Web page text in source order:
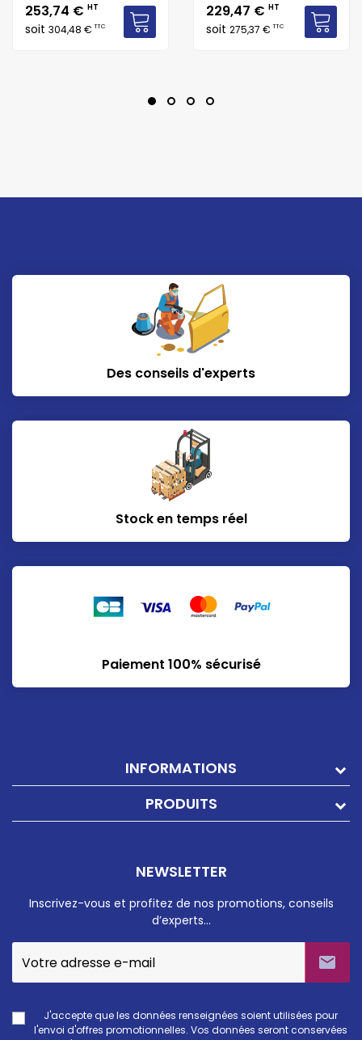
Prix
253,74 € HT
soit 304,48 €TTC
Prix
229,47 € HT
soit 275,37 €TTC
Des conseils d'experts
Stock en temps réel
Paiement 100% sécurisé
INFORMATIONS
PRODUITS
NEWSLETTER
Inscrivez-vous et profitez de nos promotions, conseils
d’experts…

J'accepte que les données renseignées soient utilisées pour
l'envoi d'offres promotionnelles. Vos données seront conservées